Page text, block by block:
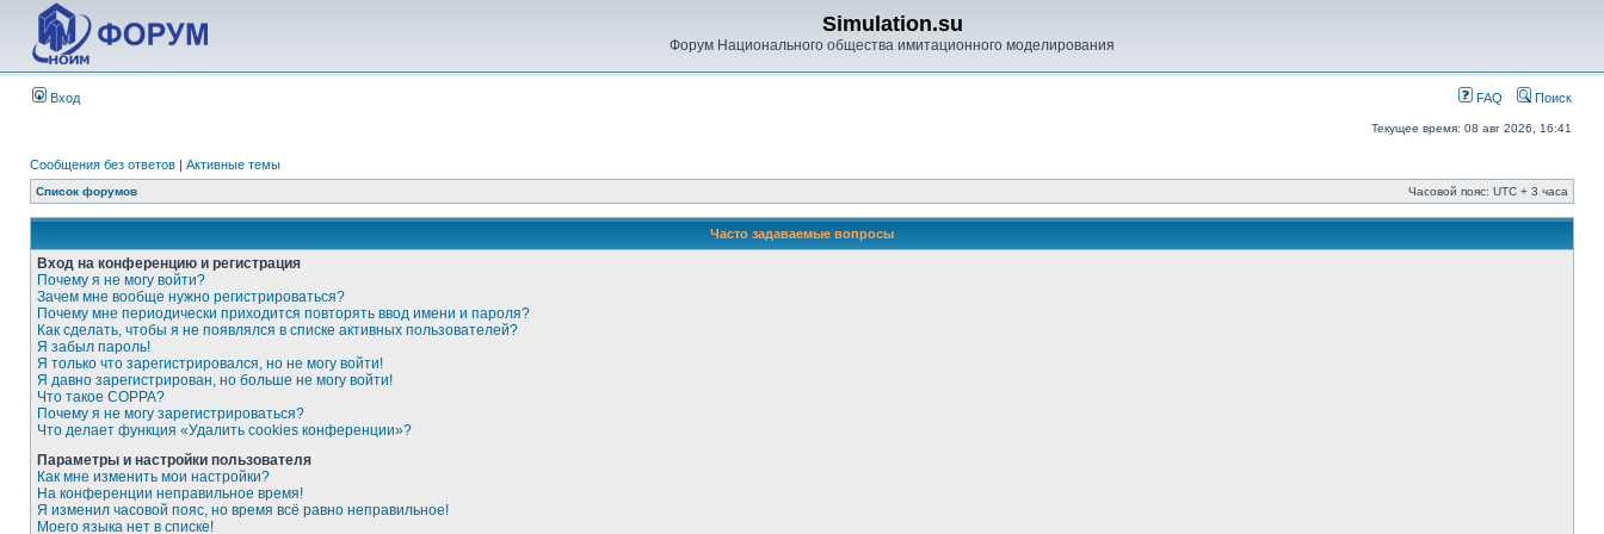
Simulation.su
Форум Национального общества имитационного моделирования
Вход FAQ Поиск
Текущее время: 08 авг 2026, 16:41
Сообщения без ответов | Активные темы
Список форумов Часовой пояс: UTC + 3 часа
Часто задаваемые вопросы
Вход на конференцию и регистрация
Почему я не могу войти?
Зачем мне вообще нужно регистрироваться?
Почему мне периодически приходится повторять ввод имени и пароля?
Как сделать, чтобы я не появлялся в списке активных пользователей?
Я забыл пароль!
Я только что зарегистрировался, но не могу войти!
Я давно зарегистрирован, но больше не могу войти!
Что такое COPPA?
Почему я не могу зарегистрироваться?
Что делает функция «Удалить cookies конференции»?
Параметры и настройки пользователя
Как мне изменить мои настройки?
На конференции неправильное время!
Я изменил часовой пояс, но время всё равно неправильное!
Моего языка нет в списке!